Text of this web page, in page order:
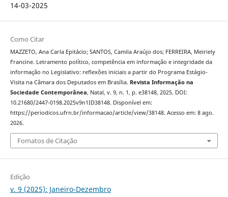
14-03-2025
Como Citar
MAZZETO, Ana Carla Epitácio; SANTOS, Camila Araújo dos; FERREIRA, Meiriely
Francine. Letramento político, competência em informação e integridade da
informação no Legislativo: reflexões iniciais a partir do Programa Estágio-
Visita na Câmara dos Deputados em Brasília. Revista Informação na
Sociedade Contemporânea, Natal, v. 9, n. 1, p. e38148, 2025. DOI:
10.21680/2447-0198.2025v9n1ID38148. Disponível em:
https://periodicos.ufrn.br/informacao/article/view/38148. Acesso em: 8 ago.
2026.
Fomatos de Citação
Edição
v. 9 (2025): Janeiro-Dezembro